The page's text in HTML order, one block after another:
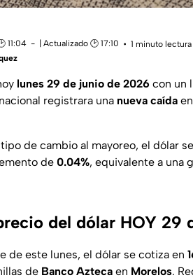
11:04 | Actualizado 🕑 17:10
1 minuto lectura
lunes 29 de junio de 2026 con un
registrara una nueva caída
de cambio al mayoreo, el dólar
de 0.04%, equivalente a una
del dólar HOY 29
de este lunes, el dólar se cotiza en
de Banco Azteca en Morelos.